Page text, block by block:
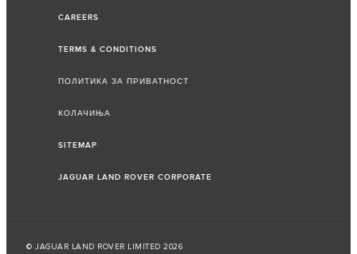
CAREERS
TERMS & CONDITIONS
ПОЛИТИКА ЗА ПРИВАТНОСТ
КОЛАЧИЊА
SITEMAP
JAGUAR LAND ROVER CORPORATE
© JAGUAR LAND ROVER LIMITED 2026